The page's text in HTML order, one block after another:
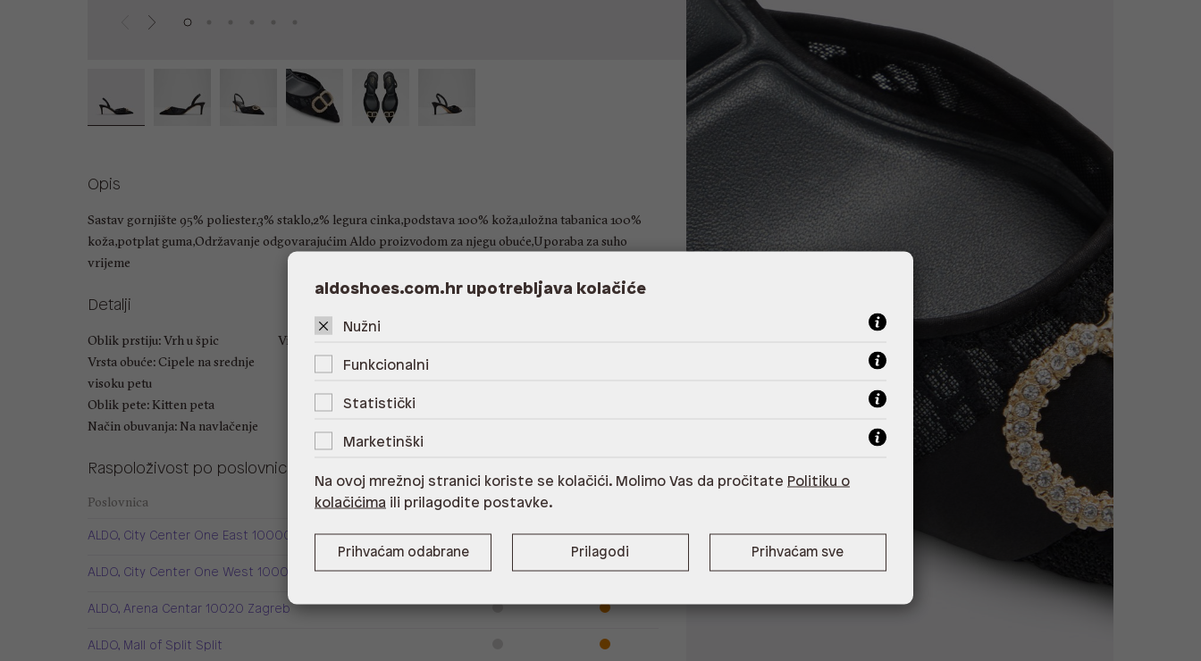
Opis
Sastav gornjište 95% poliester,3% staklo,2% legura cinka,podstava 100% koža,uložna tabanica 100%
koža,potplat guma,Održavanje odgovarajućim Aldo proizvodom za njegu obuće,Uporaba za suho
vrijeme
Detalji
Oblik prstiju: Vrh u špic
Vrsta obuće: Cipele na srednje
visoku petu
Oblik pete: Kitten peta
Način obuvanja: Na navlačenje
Visina pete: 6.35 cm
Raspoloživost po poslovnicama
Poslovnica Dostupno
ALDO, City Center One East 10000 Zagreb
ALDO, City Center One West 10000 Zagreb
ALDO, Arena Centar 10020 Zagreb
ALDO, Mall of Split Split
aldoshoes.com.hr upotrebljava kolačiće
Nužni
Funkcionalni
Statistički
Marketinški
Na ovoj mrežnoj stranici koriste se kolačići. Molimo Vas da pročitate Politiku o
kolačićima ili prilagodite postavke.
Prihvaćam odabrane Prilagodi Prihvaćam sve